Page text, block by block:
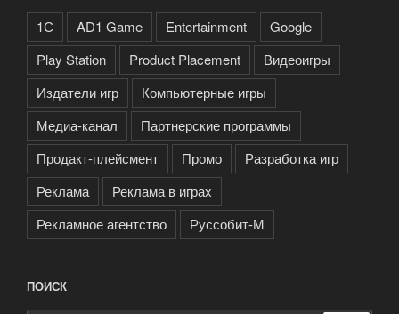
1С AD1 Game Entertainment
Google
Play Station
Product Placement
Видеоигры
Издатели игр
Компьютерные игры
Медиа-канал
Партнерские программы
Продакт-плейсмент
Промо
Разработка игр
Реклама
Реклама в играх
Рекламное агентство
Руссобит-М
ПОИСК